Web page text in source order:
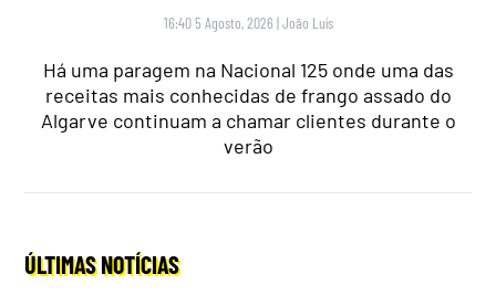
16:40 5 Agosto, 2026 |João Luís
Há uma paragem na Nacional 125 onde uma das
receitas mais conhecidas de frango assado do
Algarve continuam a chamar clientes durante o
verão
ÚLTIMAS NOTÍCIAS